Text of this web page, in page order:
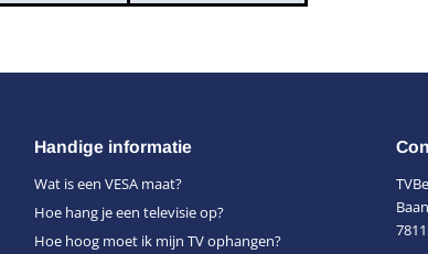
Handige informatie
Wat is een VESA maat?
Hoe hang je een televisie op?
Hoe hoog moet ik mijn TV ophangen?